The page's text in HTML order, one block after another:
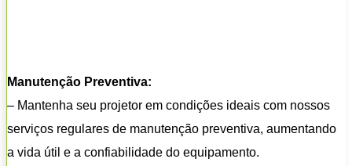
Manutenção Preventiva:
– Mantenha seu projetor em condições ideais com nossos
serviços regulares de manutenção preventiva, aumentando
a vida útil e a confiabilidade do equipamento.